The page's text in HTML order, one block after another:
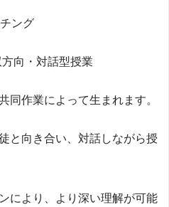
ング
向・対話型授業
同作業によって生まれます。
と向き合い、対話しながら授
により、より深い理解が可能